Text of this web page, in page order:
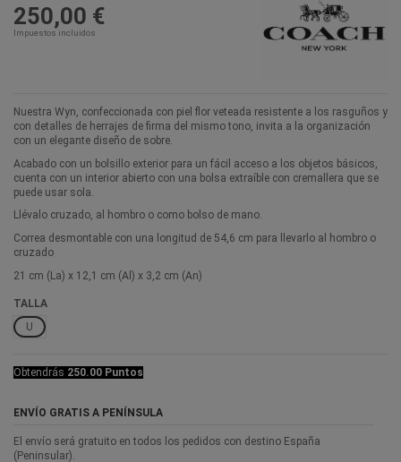
250,00 €
Impuestos incluidos
Nuestra Wyn, confeccionada con piel flor veteada resistente a los rasguños y
con detalles de herrajes de firma del mismo tono, invita a la organización
con un elegante diseño de sobre.
Acabado con un bolsillo exterior para un fácil acceso a los objetos básicos,
cuenta con un interior abierto con una bolsa extraíble con cremallera que se
puede usar sola.
Llévalo cruzado, al hombro o como bolso de mano.
Correa desmontable con una longitud de 54,6 cm para llevarlo al hombro o
cruzado
21 cm (La) x 12,1 cm (Al) x 3,2 cm (An)
TALLA
U
Obtendrás 250.00 Puntos
ENVÍO GRATIS A PENÍNSULA
El envío será gratuito en todos los pedidos con destino España
(Peninsular).